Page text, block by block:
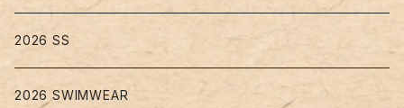
2026 SS
2026 SWIMWEAR